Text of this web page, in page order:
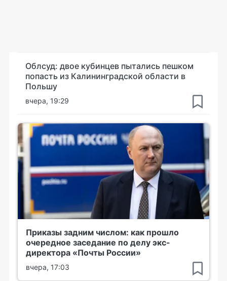
Облсуд: двое кубинцев пытались пешком
попасть из Калининградской области в
Польшу
вчера, 19:29
Приказы задним числом: как прошло
очередное заседание по делу экс-
директора «Почты России»
вчера, 17:03